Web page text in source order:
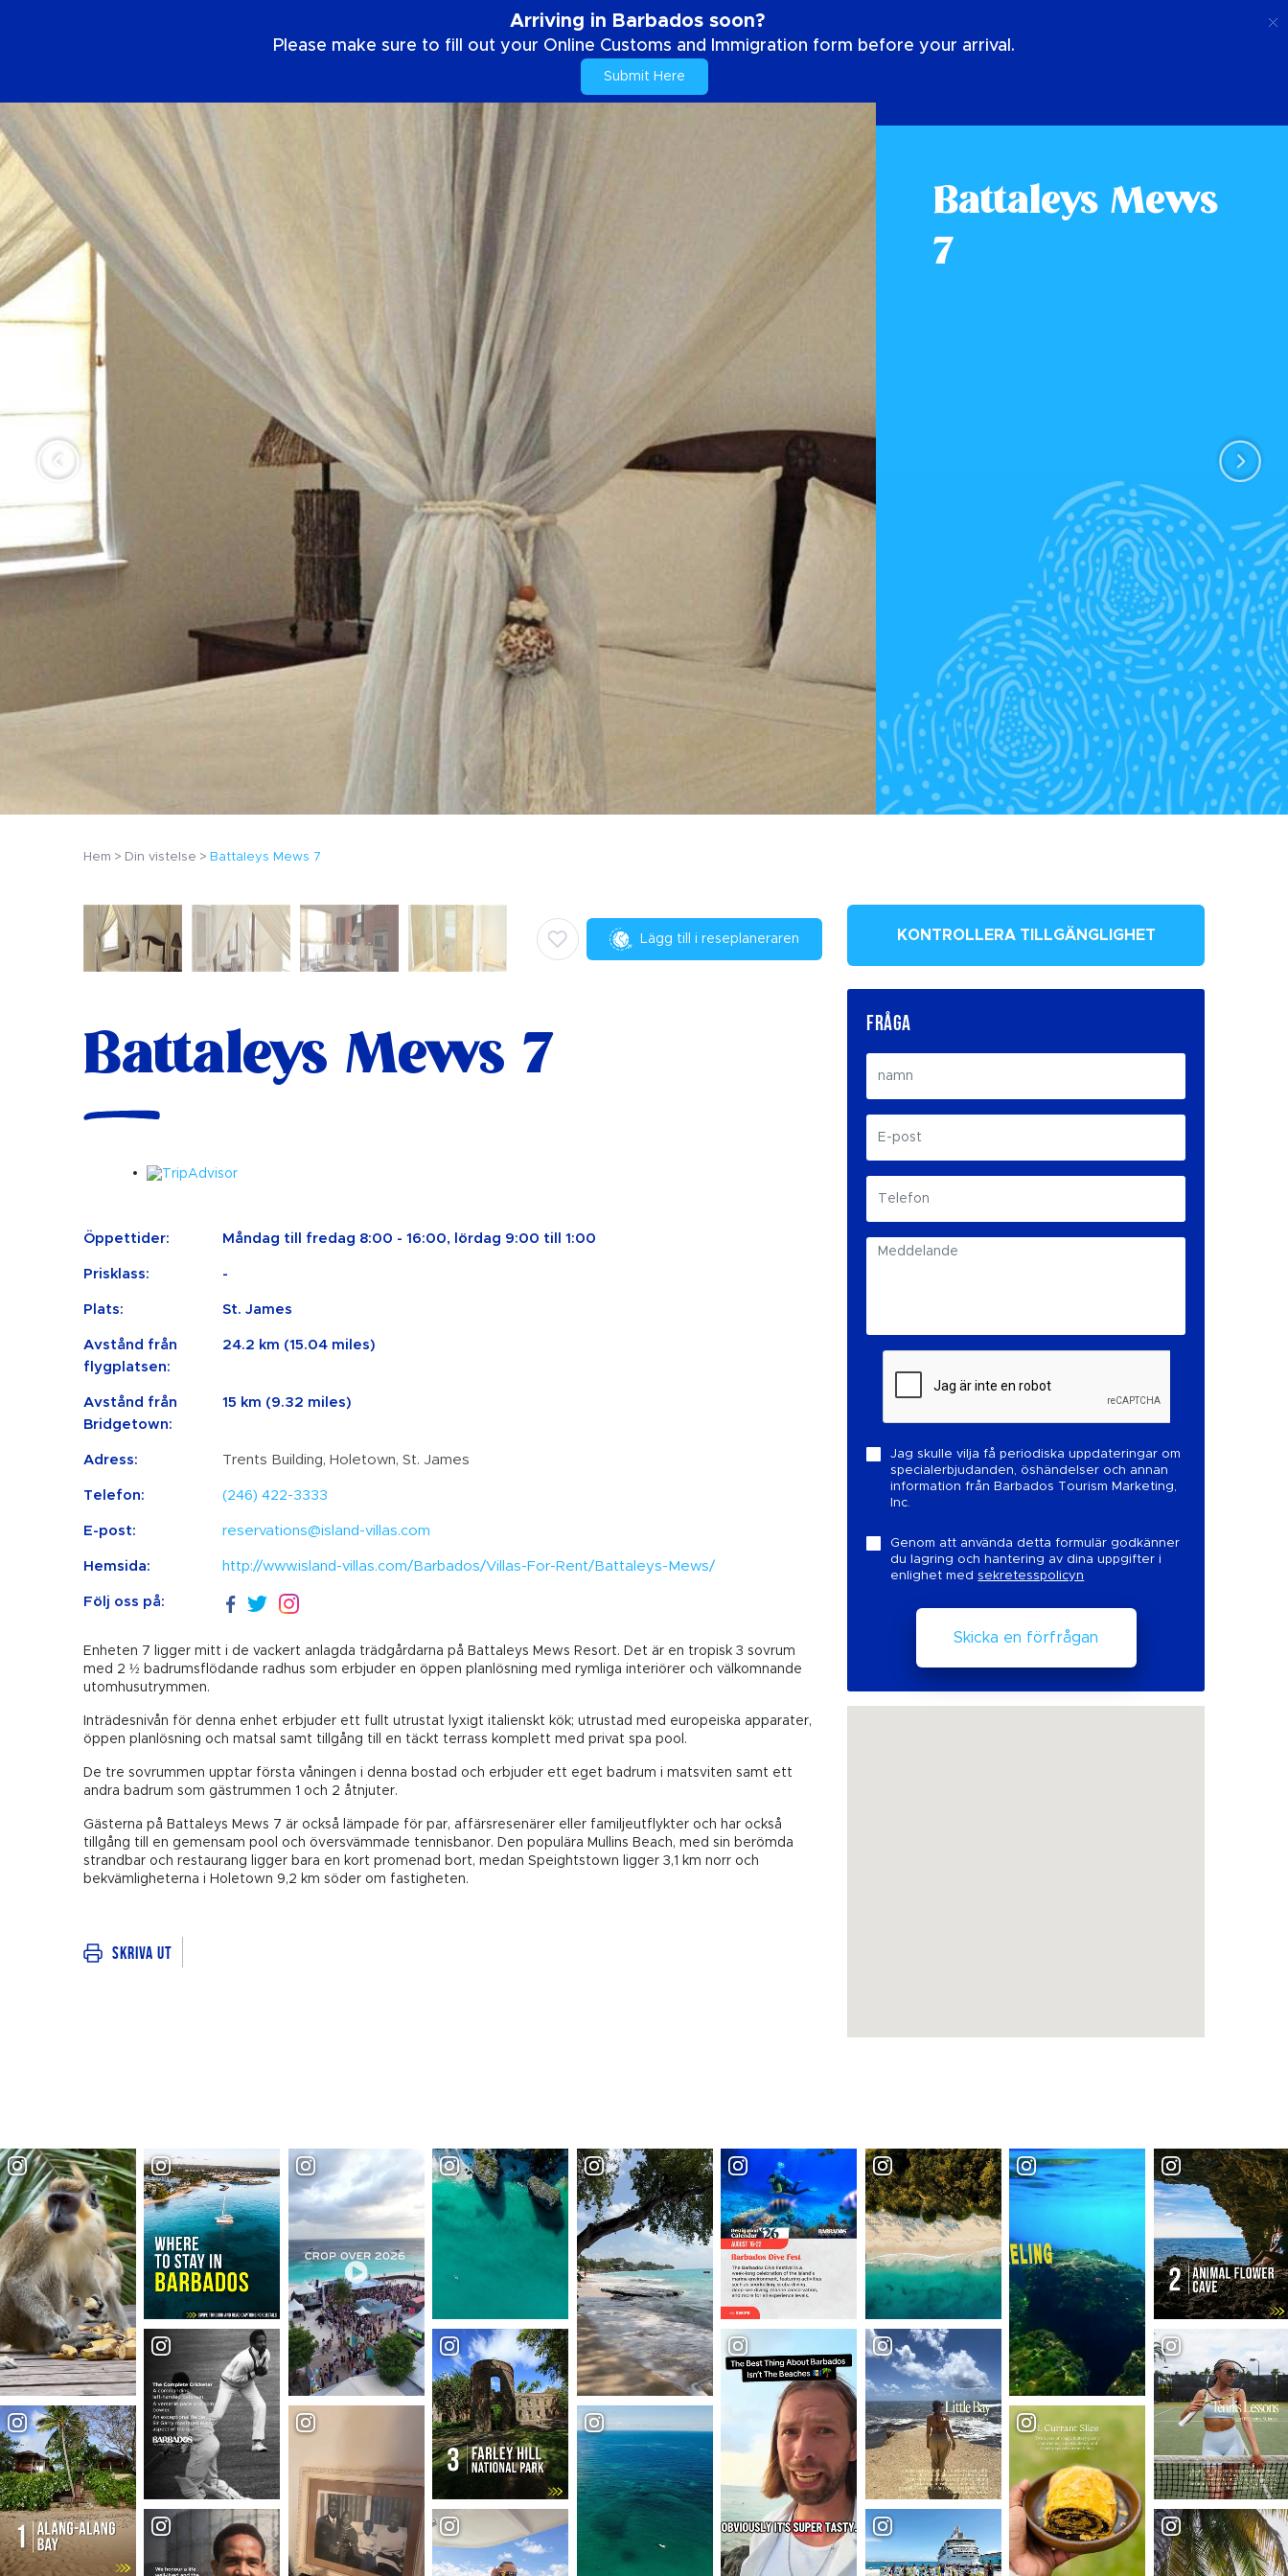
Arriving in Barbados soon?
Please make sure to fill out your Online Customs and Immigration form before your arrival.
Submit Here
Battaleys Mews
7
Hem Din vistelse Battaleys Mews 7
Lägg till i reseplaneraren
Battaleys Mews 7
Öppettider: Måndag till fredag ​​8:00 - 16:00, lördag 9:00 till 1:00
Prisklass: -
Plats: St. James
Avstånd från
flygplatsen:
24.2 km (15.04 miles)
Avstånd från
Bridgetown:
15 km (9.32 miles)
Adress: Trents Building, Holetown, St. James
Telefon: (246) 422-3333
E-post: reservations@island-villas.com
Hemsida: http://www.island-villas.com/Barbados/Villas-For-Rent/Battaleys-Mews/
Följ oss på:
Enheten 7 ligger mitt i de vackert anlagda trädgårdarna på Battaleys Mews Resort. Det är en tropisk 3 sovrum
med 2 ½ badrumsflödande radhus som erbjuder en öppen planlösning med rymliga interiörer och välkomnande
utomhusutrymmen.
Inträdesnivån för denna enhet erbjuder ett fullt utrustat lyxigt italienskt kök; utrustad med europeiska apparater,
öppen planlösning och matsal samt tillgång till en täckt terrass komplett med privat spa pool.
De tre sovrummen upptar första våningen i denna bostad och erbjuder ett eget badrum i matsviten samt ett
andra badrum som gästrummen 1 och 2 åtnjuter.
Gästerna på Battaleys Mews 7 är också lämpade för par, affärsresenärer eller familjeutflykter och har också
tillgång till en gemensam pool och översvämmade tennisbanor. Den populära Mullins Beach, med sin berömda
strandbar och restaurang ligger bara en kort promenad bort, medan Speightstown ligger 3,1 km norr och
bekvämligheterna i Holetown 9,2 km söder om fastigheten.
Skriva ut
KONTROLLERA TILLGÄNGLIGHET
FRÅGA
Jag skulle vilja få periodiska uppdateringar om
specialerbjudanden, öshändelser och annan
information från Barbados Tourism Marketing,
Inc.
Genom att använda detta formulär godkänner
du lagring och hantering av dina uppgifter i
enlighet medsekretesspolicyn